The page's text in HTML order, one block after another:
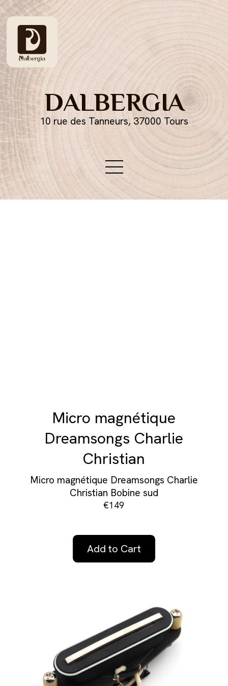
DALBERGIA
10 rue des Tanneurs, 37000 Tours
Micro magnétique
Dreamsongs Charlie
Christian
Micro magnétique Dreamsongs Charlie
Christian Bobine sud
€149
Add to Cart